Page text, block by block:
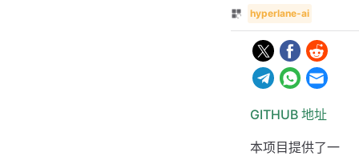
hyperlane-ai
GITHUB 地址
本项目提供了一